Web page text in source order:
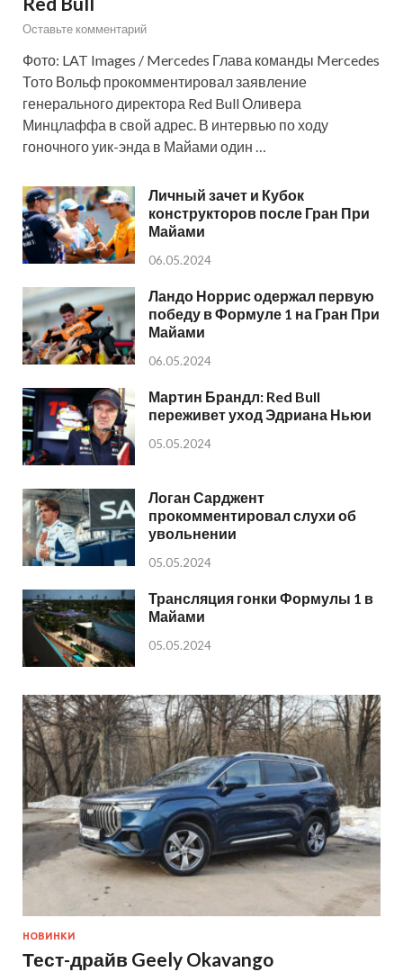
Оставьте комментарий
Фото: LAT Images / Mercedes Глава команды Mercedes
Тото Вольф прокомментировал заявление
генерального директора Red Bull Оливера
Минцлаффа в свой адрес. В интервью по ходу
гоночного уик-энда в Майами один …
Личный зачет и Кубок
конструкторов после Гран При
Майами
06.05.2024
Ландо Норрис одержал первую
победу в Формуле 1 на Гран При
Майами
06.05.2024
Мартин Брандл: Red Bull
переживет уход Эдриана Ньюи
05.05.2024
Логан Сарджент
прокомментировал слухи об
увольнении
05.05.2024
Трансляция гонки Формулы 1 в
Майами
05.05.2024
НОВИНКИ
Тест-драйв Geely Okavango